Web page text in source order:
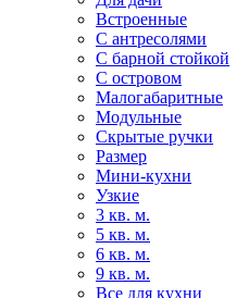
Встроенные
С антресолями
С барной стойкой
С островом
Малогабаритные
Модульные
Скрытые ручки
Размер
Мини-кухни
Узкие
3 кв. м.
5 кв. м.
6 кв. м.
9 кв. м.
Все для кухни